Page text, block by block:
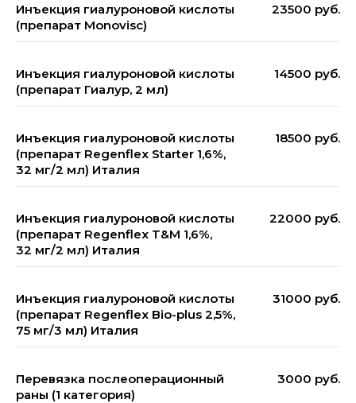
Инъекция гиалуроновой кислоты
(препарат Monovisc)
23500 руб.
Инъекция гиалуроновой кислоты
(препарат Гиалур, 2 мл)
14500 руб.
Инъекция гиалуроновой кислоты
(препарат Regenflex Starter 1,6%,
32 мг/2 мл) Италия
18500 руб.
Инъекция гиалуроновой кислоты
(препарат Regenflex T&M 1,6%,
32 мг/2 мл) Италия
22000 руб.
Инъекция гиалуроновой кислоты
(препарат Regenflex Bio-plus 2,5%,
75 мг/3 мл) Италия
31000 руб.
Перевязка послеоперационный
раны (1 категория)
3000 руб.